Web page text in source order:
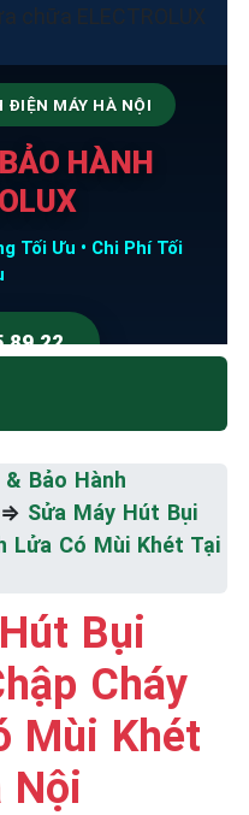
ĐIỆN MÁY HÀ NỘI
HÀNH
Tối Ưu • Chi Phí Tối
& Bảo Hành
⇒ Sửa Máy Hút Bụi
Lửa Có Mùi Khét Tại
Bụi
Cháy
Mùi Khét
Nội